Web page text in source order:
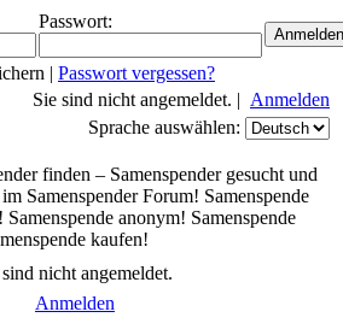
Passwort:
| Passwort vergessen?
Sie sind nicht angemeldet. | Anmelden
Sprache auswählen:
finden – Samenspender gesucht und
Samenspender Forum! Samenspende
Samenspende anonym! Samenspende
kaufen!
nicht angemeldet.
Anmelden